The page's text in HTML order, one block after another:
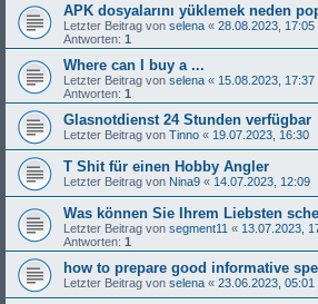
APK dosyalarını yüklemek neden
Letzter Beitrag von selena « 28.08.2023, 17:05
Antworten: 1
Where can I buy a ...
Letzter Beitrag von selena « 15.08.2023, 17:37
Antworten: 1
Glasnotdienst 24 Stunden verfügbar
Letzter Beitrag von Tinno « 19.07.2023, 16:30
T Shit für einen Hobby Angler
Letzter Beitrag von Nina9 « 14.07.2023, 12:09
Was können Sie Ihrem Liebsten
Letzter Beitrag von segment11 « 13.07.2023,
Antworten: 1
how to prepare good informative
Letzter Beitrag von selena « 23.06.2023, 05:01